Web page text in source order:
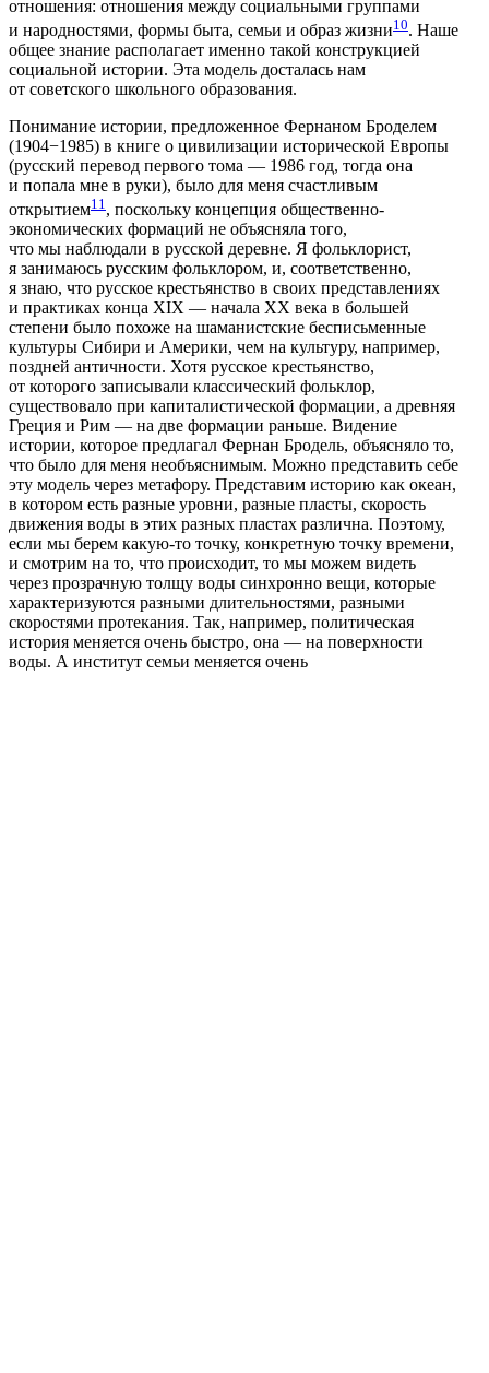
отношения: отношения между социальными группами
и народностями, формы быта, семьи и образ жизни10. Наше
общее знание располагает именно такой конструкцией
социальной истории. Эта модель досталась нам
от советского школьного образования.
Понимание истории, предложенное Фернаном Броделем
(1904−1985) в книге о цивилизации исторической Европы
(русский перевод первого тома — 1986 год, тогда она
и попала мне в руки), было для меня счастливым
открытием11, поскольку концепция общественно-
экономических формаций не объясняла того,
что мы наблюдали в русской деревне. Я фольклорист,
я занимаюсь русским фольклором, и, соответственно,
я знаю, что русское крестьянство в своих представлениях
и практиках конца XIX — начала XX века в большей
степени было похоже на шаманистские бесписьменные
культуры Сибири и Америки, чем на культуру, например,
поздней античности. Хотя русское крестьянство,
от которого записывали классический фольклор,
существовало при капиталистической формации, а древняя
Греция и Рим — на две формации раньше. Видение
истории, которое предлагал Фернан Бродель, объясняло то,
что было для меня необъяснимым. Можно представить себе
эту модель через метафору. Представим историю как океан,
в котором есть разные уровни, разные пласты, скорость
движения воды в этих разных пластах различна. Поэтому,
если мы берем какую-то точку, конкретную точку времени,
и смотрим на то, что происходит, то мы можем видеть
через прозрачную толщу воды синхронно вещи, которые
характеризуются разными длительностями, разными
скоростями протекания. Так, например, политическая
история меняется очень быстро, она — на поверхности
воды. А институт семьи меняется очень